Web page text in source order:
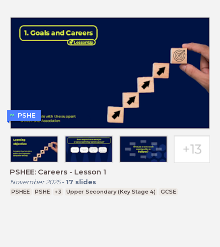
PSHEE: Careers - Lesson 1
November 2025- 17 slides
PSHEE PSHE +3 Upper Secondary (Key Stage 4) GCSE
PSHE